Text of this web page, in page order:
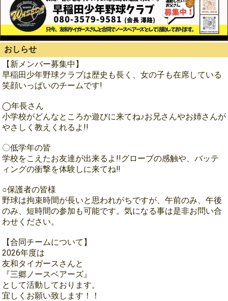
おしらせ
【新メンバー募集中】
早稲田少年野球クラブは歴史も長く、女の子も在席している
笑顔いっぱいのチームです!
◯年長さん
小学校がどんなところか遊びに来てね♪お兄さんやお姉さんが
やさしく教えくれるよ!!
〇低学年の皆
学校をこえたお友達が出来るよ!!グローブの感触や、バッテ
ィングの衝撃を体験しに来てね‼︎
○保護者の皆様
野球は拘束時間が長いと思われがちですが、午前のみ、午後
のみ、短時間の参加も可能です。気になる事は是非お問い合
わせください。
【合同チームについて】
2026年度は
友和タイガースさんと
『三郷ノースベアーズ』
として活動しております。
宜しくお願い致します！！